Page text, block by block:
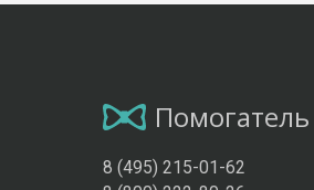
Помогатель
8 (495) 215-01-62